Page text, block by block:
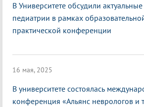
В Университете обсудили
педиатрии в рамках
практической конференции
16 мая, 2025
В университете состоялась
конференция «Альянс неврологов и